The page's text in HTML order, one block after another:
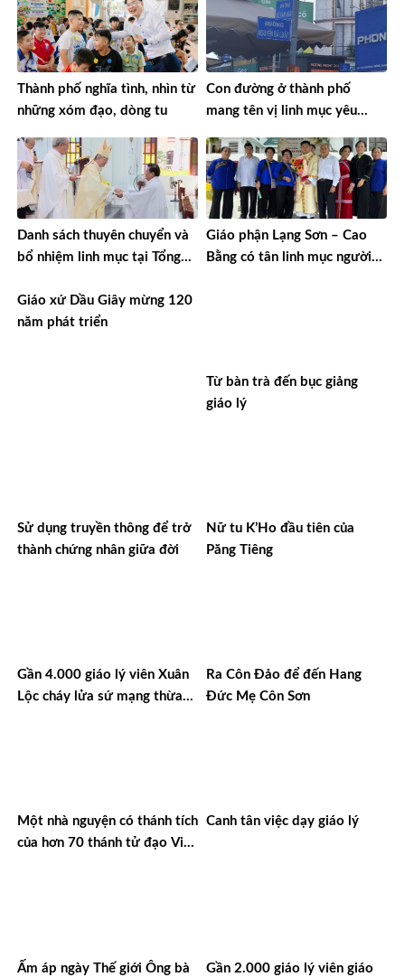
Thành phố nghĩa tình, nhìn từ
những xóm đạo, dòng tu
Con đường ở thành phố
mang tên vị linh mục yêu
Danh sách thuyên chuyển và
bổ nhiệm linh mục tại Tổng
Giáo phận Lạng Sơn – Cao
Bằng có tân linh mục người
Giáo xứ Dầu Giây mừng 120
năm phát triển
Từ bàn trà đến bục giảng
giáo lý
Sử dụng truyền thông để trở
thành chứng nhân giữa đời
Nữ tu K’Ho đầu tiên của
Păng Tiêng
Gần 4.000 giáo lý viên Xuân
Lộc cháy lửa sứ mạng thừa
Ra Côn Đảo để đến Hang
Đức Mẹ Côn Sơn
Một nhà nguyện có thánh tích
của hơn 70 thánh tử đạo Việt
Canh tân việc dạy giáo lý
Ấm áp ngày Thế giới Ông bà
Gần 2.000 giáo lý viên giáo